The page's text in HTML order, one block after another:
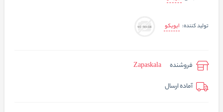
تولید کننده: ایویکو
فروشنده
Zapaskala
آماده ارسال